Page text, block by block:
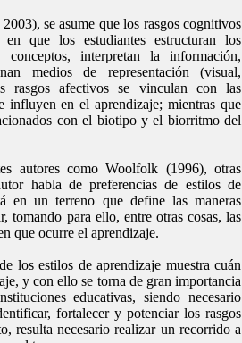
se asume que los rasgos cognitivos
que los estudiantes estructuran los
interpretan la información,
medios de representación (visual,
rasgos afectivos se vinculan con las
influyen en el aprendizaje; mientras que
con el biotipo y el biorritmo del
autores como Woolfolk (1996), otras
habla de preferencias de estilos de
en un terreno que define las maneras
tomando para ello, entre otras cosas, las
que ocurre el aprendizaje.
los estilos de aprendizaje muestra cuán
y con ello se torna de gran importancia
educativas, siendo necesario
fortalecer y potenciar los rasgos
resulta necesario realizar un recorrido a